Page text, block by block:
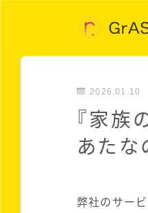
2026.01.10
『家族
あたな
弊社のサー